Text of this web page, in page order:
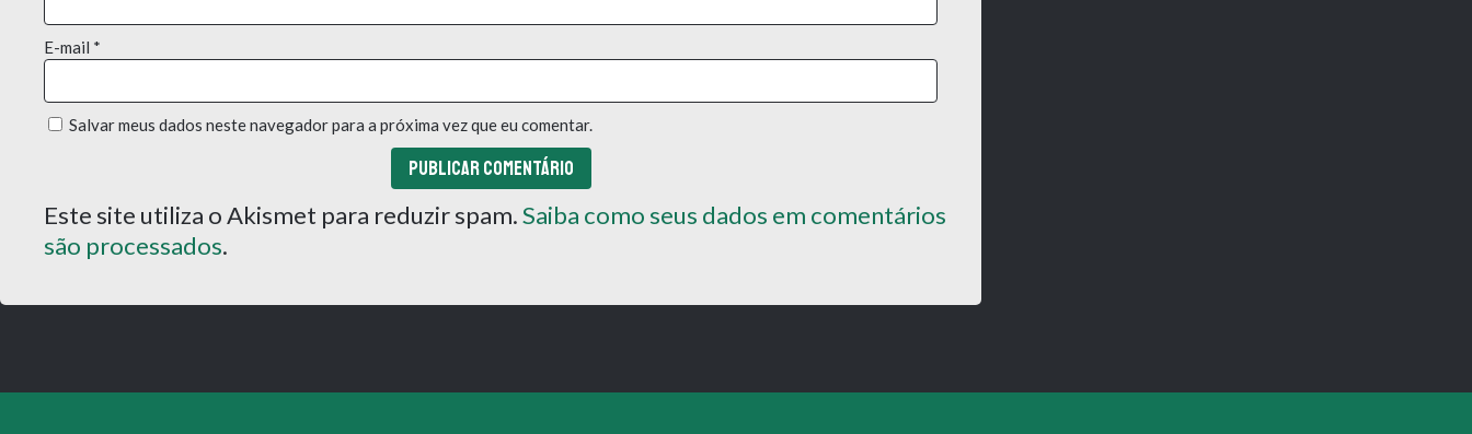
E-mail *
Salvar meus dados neste navegador para a próxima vez que eu comentar.
Este site utiliza o Akismet para reduzir spam.Saiba como seus dados em comentários
são processados.